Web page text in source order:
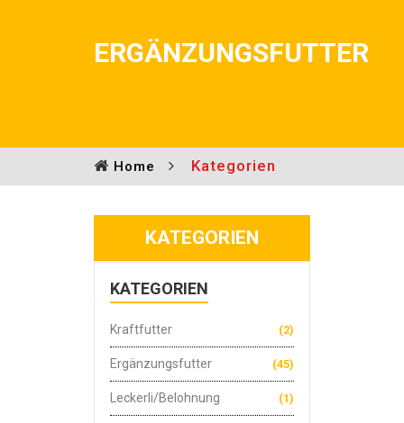
ERGÄNZUNGSFUTTER
Home Kategorien
KATEGORIEN
KATEGORIEN
(2)
Kraftfutter
(45)
Ergänzungsfutter
(1)
Leckerli/Belohnung